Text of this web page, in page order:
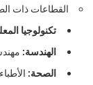
القطاعات ذات
تكنولوجيا
الهندسة:
الصحة: